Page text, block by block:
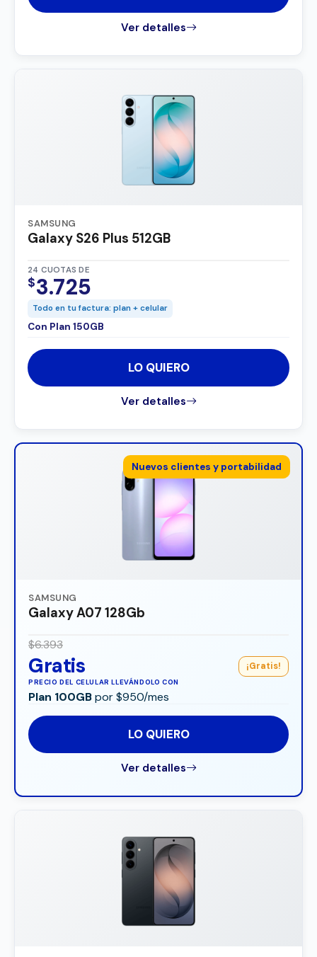
Ver detalles
SAMSUNG
Galaxy S26 Plus 512GB
24 CUOTAS DE
$3.725
Todo en tu factura: plan + celular
Con Plan 150GB
LO QUIERO
Ver detalles
Nuevos clientes y portabilidad
SAMSUNG
Galaxy A07 128Gb
$6.393
Gratis ¡Gratis!
PRECIO DEL CELULAR LLEVÁNDOLO CON
Plan 100GBpor $950/mes
LO QUIERO
Ver detalles